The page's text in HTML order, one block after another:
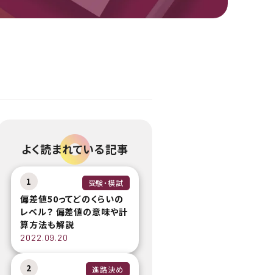
よく読まれている記事
1 受験・模試
偏差値50ってどのくらいの
レベル？ 偏差値の意味や計
算方法も解説
2022.09.20
2 進路決め